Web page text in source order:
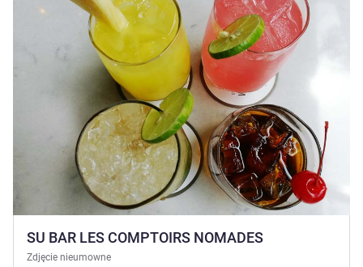
SU BAR LES COMPTOIRS NOMADES
Zdjęcie nieumowne